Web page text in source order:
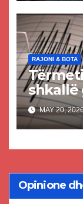
RAJONI & BOTA
shkallë
MAY 20,
Opinione